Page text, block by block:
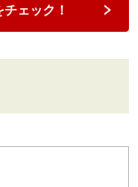
ェック！